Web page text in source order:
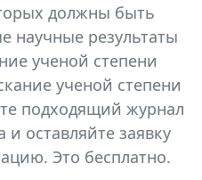
должны быть
научные результаты
ученой степени
ученой степени
подходящий журнал
и оставляйте заявку
Это бесплатно.